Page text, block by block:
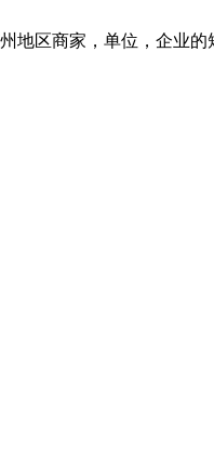
地区商家，单位，企业